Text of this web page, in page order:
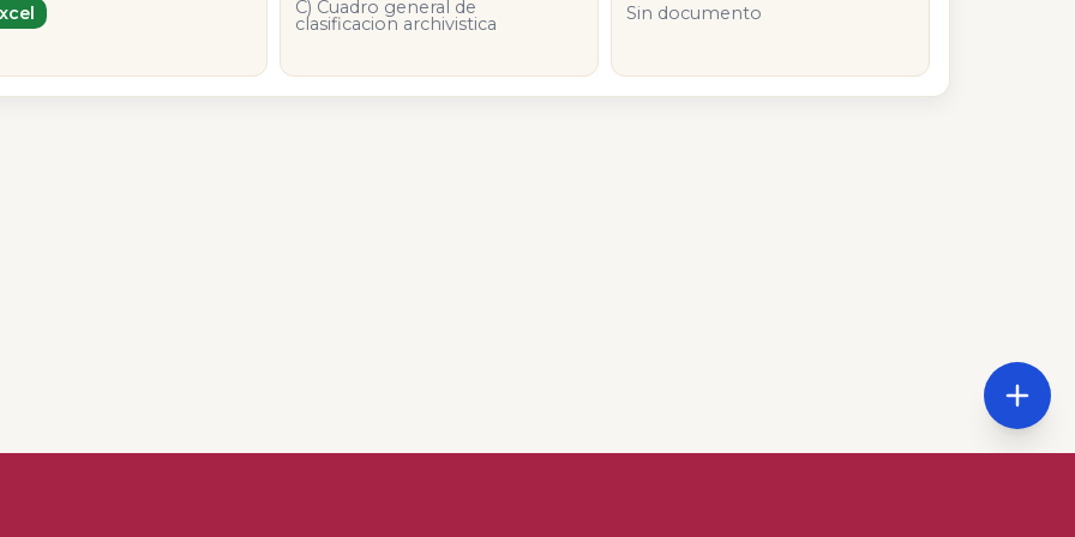
C) Cuadro general de
clasificacion archivistica Sin documento